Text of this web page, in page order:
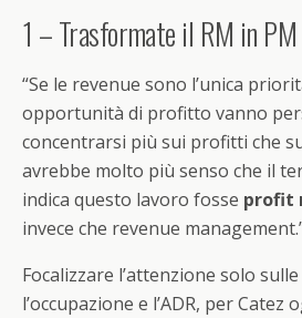
1 – Trasformate il RM in PM
“Se le revenue sono l’unica
opportunità di profitto vanno
concentrarsi più sui profitti che
avrebbe molto più senso che il
indica questo lavoro fosse profit
invece che revenue
Focalizzare l’attenzione solo
l’occupazione e l’ADR, per Catez